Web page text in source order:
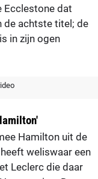
Ecclestone dat
de achtste titel; de
in zijn ogen
Hamilton uit de
weliswaar een
Leclerc die daar